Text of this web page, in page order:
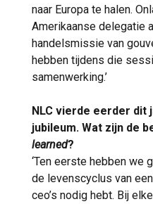
naar Europa te halen.
Amerikaanse delegatie
handelsmissie van
hebben tijdens die
samenwerking.’
NLC vierde eerder dit
jubileum. Wat zijn de
learned?
‘Ten eerste hebben we
de levenscyclus van
ceo’s nodig hebt. Bij